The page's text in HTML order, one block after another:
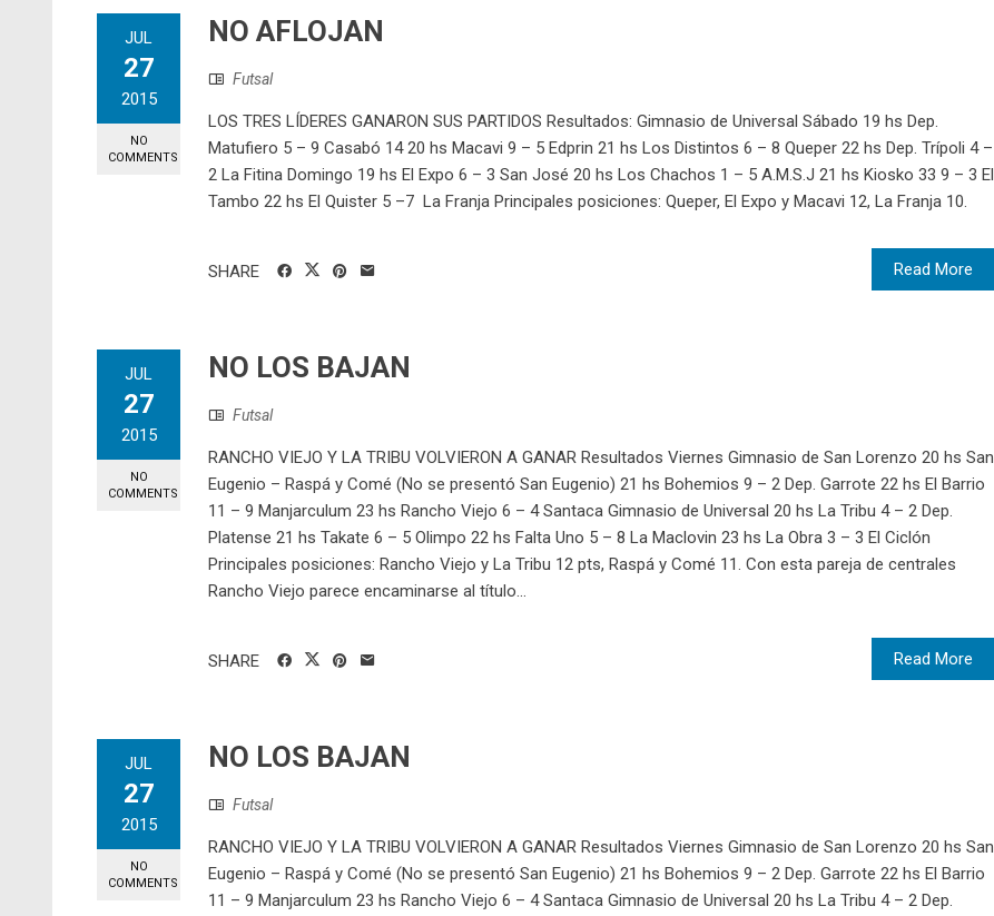
JUL
27
2015
NO
COMMENTS
NO AFLOJAN
Futsal
LOS TRES LÍDERES GANARON SUS PARTIDOS Resultados: Gimnasio de Universal Sábado 19 hs Dep.
Matufiero 5 – 9 Casabó 14 20 hs Macavi 9 – 5 Edprin 21 hs Los Distintos 6 – 8 Queper 22 hs Dep. Trípoli 4 –
2 La Fitina Domingo 19 hs El Expo 6 – 3 San José 20 hs Los Chachos 1 – 5 A.M.S.J 21 hs Kiosko 33 9 – 3 El
Tambo 22 hs El Quister 5 –7 La Franja Principales posiciones: Queper, El Expo y Macavi 12, La Franja 10.
Read More
SHARE
JUL
27
2015
NO
COMMENTS
NO LOS BAJAN
Futsal
RANCHO VIEJO Y LA TRIBU VOLVIERON A GANAR Resultados Viernes Gimnasio de San Lorenzo 20 hs San
Eugenio – Raspá y Comé (No se presentó San Eugenio) 21 hs Bohemios 9 – 2 Dep. Garrote 22 hs El Barrio
11 – 9 Manjarculum 23 hs Rancho Viejo 6 – 4 Santaca Gimnasio de Universal 20 hs La Tribu 4 – 2 Dep.
Platense 21 hs Takate 6 – 5 Olimpo 22 hs Falta Uno 5 – 8 La Maclovin 23 hs La Obra 3 – 3 El Ciclón
Principales posiciones: Rancho Viejo y La Tribu 12 pts, Raspá y Comé 11. Con esta pareja de centrales
Rancho Viejo parece encaminarse al título...
Read More
SHARE
JUL
27
2015
NO
COMMENTS
NO LOS BAJAN
Futsal
RANCHO VIEJO Y LA TRIBU VOLVIERON A GANAR Resultados Viernes Gimnasio de San Lorenzo 20 hs San
Eugenio – Raspá y Comé (No se presentó San Eugenio) 21 hs Bohemios 9 – 2 Dep. Garrote 22 hs El Barrio
11 – 9 Manjarculum 23 hs Rancho Viejo 6 – 4 Santaca Gimnasio de Universal 20 hs La Tribu 4 – 2 Dep.